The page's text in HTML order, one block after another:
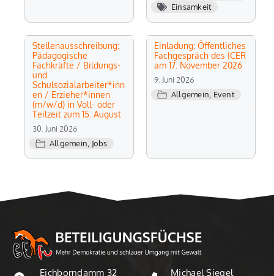
Einsamkeit
Stellenausschreibung:
Pädagogische
Fachkräfte / Bildungs-
und
Schulsozialarbeiter*inn
en / Erzieher*innen
(m/w/d) in Voll- oder
Teilzeit zum 15. August
30. Juni 2026
Allgemein Jobs
Einladung: Öffentliches
Fachgespräch des ICER
am 17. November 2026
9. Juni 2026
Allgemein Event
Eichborndamm 32 Michael Siegel